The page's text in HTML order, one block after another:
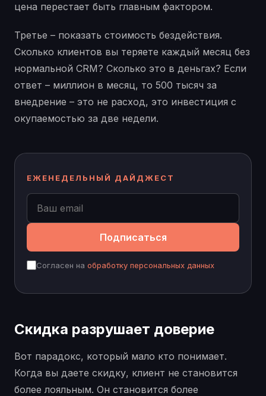
цена перестает быть главным фактором.
Третье – показать стоимость бездействия.
Сколько клиентов вы теряете каждый месяц без
нормальной CRM? Сколько это в деньгах? Если
ответ – миллион в месяц, то 500 тысяч за
внедрение – это не расход, это инвестиция с
окупаемостью за две недели.
ЕЖЕНЕДЕЛЬНЫЙ ДАЙДЖЕСТ
Подписаться
Согласен на обработку персональных данных
Скидка разрушает доверие
Вот парадокс, который мало кто понимает.
Когда вы даете скидку, клиент не становится
более лояльным. Он становится более